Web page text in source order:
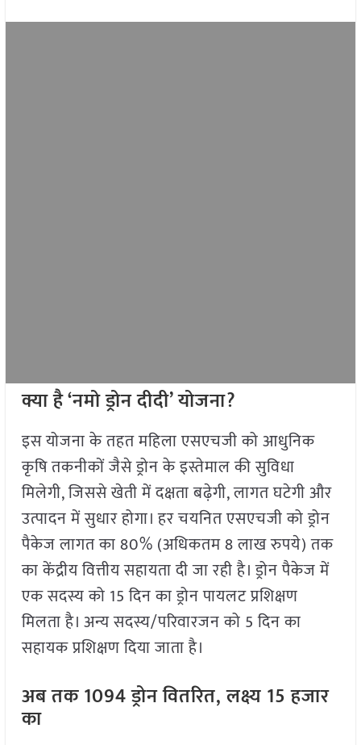
क्या है ‘नमो ड्रोन दीदी’ योजना?
इस योजना के तहत महिला एसएचजी को आधुनिक
कृषि तकनीकों जैसे ड्रोन के इस्तेमाल की सुविधा
मिलेगी, जिससे खेती में दक्षता बढ़ेगी, लागत घटेगी और
उत्पादन में सुधार होगा। हर चयनित एसएचजी को ड्रोन
पैकेज लागत का 80% (अधिकतम 8 लाख रुपये) तक
का केंद्रीय वित्तीय सहायता दी जा रही है। ड्रोन पैकेज में
एक सदस्य को 15 दिन का ड्रोन पायलट प्रशिक्षण
मिलता है। अन्य सदस्य/परिवारजन को 5 दिन का
सहायक प्रशिक्षण दिया जाता है।
अब तक 1094 ड्रोन वितरित, लक्ष्य 15 हजार
का